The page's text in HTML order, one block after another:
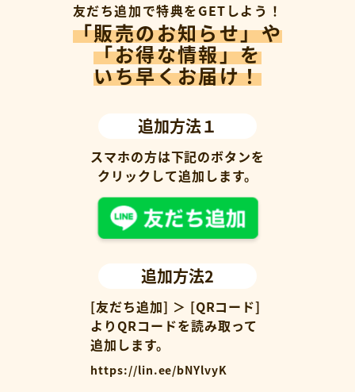
友だち追加で特典をGETしよう！
「販売のお知らせ」や
「お得な情報」を
いち早くお届け！
追加方法１
スマホの方は下記のボタンを
クリックして追加します。
追加方法2
[友だち追加] ＞ [QRコード]
よりQRコードを読み取って
追加します。
https://lin.ee/bNYlvyK